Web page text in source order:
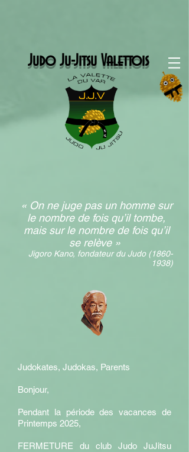
Judo Ju-Jitsu Valettois
« On ne juge pas un homme sur
le nombre de fois qu’il tombe,
mais sur le nombre de fois qu’il
se relève »
Jigoro Kano, fondateur du Judo (1860-
1938)
Judokates, Judokas, Parents
Bonjour,
Pendant la période des vacances de
Printemps 2025,
FERMETURE du club Judo JuJitsu